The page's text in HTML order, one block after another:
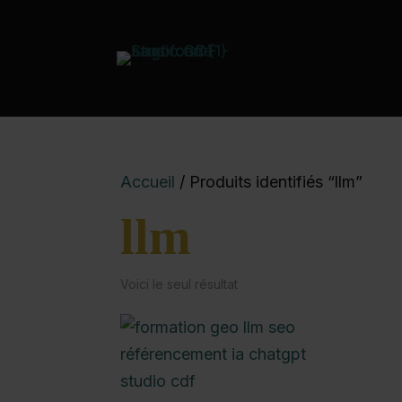
Accueil / Produits identifiés “llm”
llm
Voici le seul résultat